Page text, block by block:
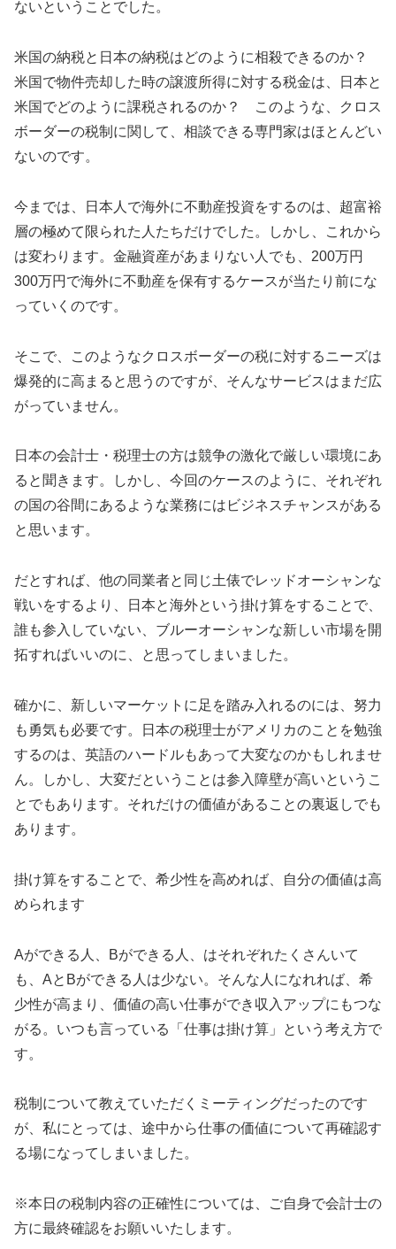
ないということでした。
米国の納税と日本の納税はどのように相殺できるのか？
米国で物件売却した時の譲渡所得に対する税金は、日本と
米国でどのように課税されるのか？ このような、クロス
ボーダーの税制に関して、相談できる専門家はほとんどい
ないのです。
今までは、日本人で海外に不動産投資をするのは、超富裕
層の極めて限られた人たちだけでした。しかし、これから
は変わります。金融資産があまりない人でも、200万円
300万円で海外に不動産を保有するケースが当たり前にな
っていくのです。
そこで、このようなクロスボーダーの税に対するニーズは
爆発的に高まると思うのですが、そんなサービスはまだ広
がっていません。
日本の会計士・税理士の方は競争の激化で厳しい環境にあ
ると聞きます。しかし、今回のケースのように、それぞれ
の国の谷間にあるような業務にはビジネスチャンスがある
と思います。
だとすれば、他の同業者と同じ土俵でレッドオーシャンな
戦いをするより、日本と海外という掛け算をすることで、
誰も参入していない、ブルーオーシャンな新しい市場を開
拓すればいいのに、と思ってしまいました。
確かに、新しいマーケットに足を踏み入れるのには、努力
も勇気も必要です。日本の税理士がアメリカのことを勉強
するのは、英語のハードルもあって大変なのかもしれませ
ん。しかし、大変だということは参入障壁が高いというこ
とでもあります。それだけの価値があることの裏返しでも
あります。
掛け算をすることで、希少性を高めれば、自分の価値は高
められます
Aができる人、Bができる人、はそれぞれたくさんいて
も、AとBができる人は少ない。そんな人になれれば、希
少性が高まり、価値の高い仕事ができ収入アップにもつな
がる。いつも言っている「仕事は掛け算」という考え方で
す。
税制について教えていただくミーティングだったのです
が、私にとっては、途中から仕事の価値について再確認す
る場になってしまいました。
※本日の税制内容の正確性については、ご自身で会計士の
方に最終確認をお願いいたします。